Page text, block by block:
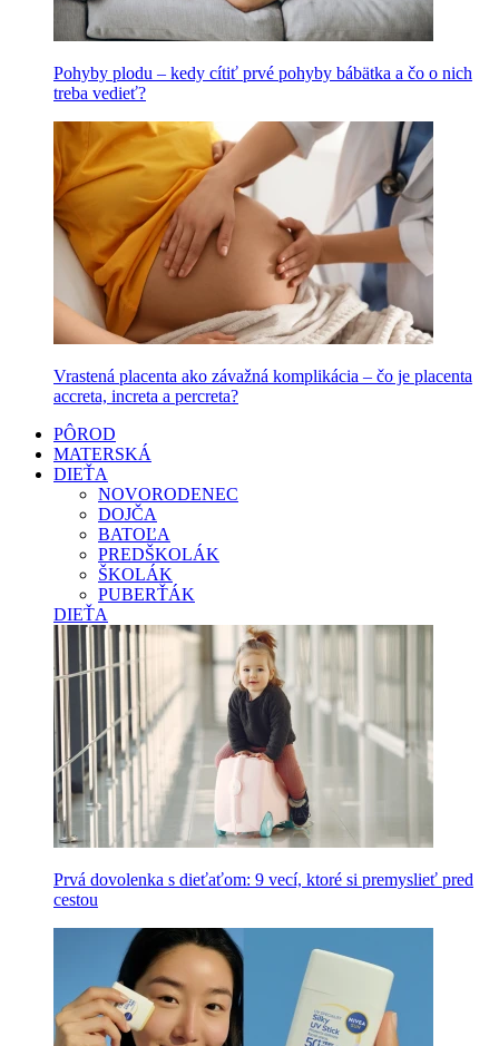
Pohyby plodu – kedy cítiť prvé pohyby bábätka a čo o nich
treba vedieť?
Vrastená placenta ako závažná komplikácia – čo je placenta
accreta, increta a percreta?
PÔROD
MATERSKÁ
DIEŤA
NOVORODENEC
DOJČA
BATOĽA
PREDŠKOLÁK
ŠKOLÁK
PUBERŤÁK
DIEŤA
Prvá dovolenka s dieťaťom: 9 vecí, ktoré si premyslieť pred
cestou